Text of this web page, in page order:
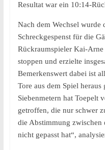
Resultat war ein 10:14-
Nach dem Wechsel wurde
Schreckgespenst für die
Rückraumspieler Kai-
stoppen und erzielte
Bemerkenswert dabei ist
Tore aus dem Spiel heraus
Siebenmetern hat Toepelt
getroffen, die nur schwer
die Abstimmung zwischen
nicht gepasst hat“,